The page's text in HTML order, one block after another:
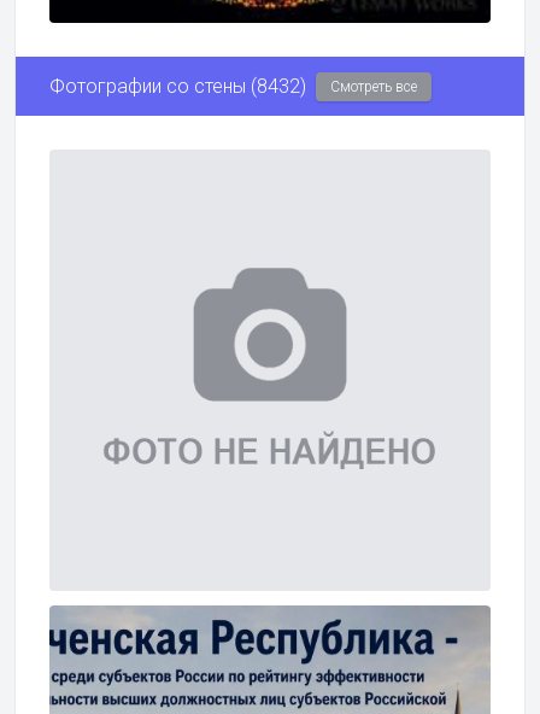
Фотографии со стены (8432) Смотреть все